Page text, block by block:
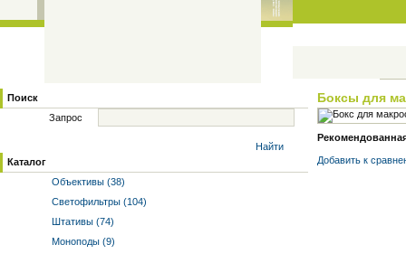
Поиск
Запрос
Найти
Каталог
Объективы (38)
Светофильтры (104)
Штативы (74)
Моноподы (9)
Боксы для
Добавить к